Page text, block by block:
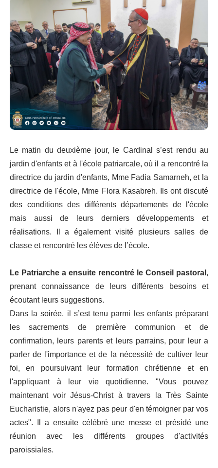
Le matin du deuxième jour, le Cardinal s’est rendu au
jardin d'enfants et à l'école patriarcale, où il a rencontré la
directrice du jardin d'enfants, Mme Fadia Samarneh, et la
directrice de l'école, Mme Flora Kasabreh. Ils ont discuté
des conditions des différents départements de l'école
mais aussi de leurs derniers développements et
réalisations. Il a également visité plusieurs salles de
classe et rencontré les élèves de l’école.
Le Patriarche a ensuite rencontré le Conseil pastoral,
prenant connaissance de leurs différents besoins et
écoutant leurs suggestions.
Dans la soirée, il s’est tenu parmi les enfants préparant
les sacrements de première communion et de
confirmation, leurs parents et leurs parrains, pour leur a
parler de l'importance et de la nécessité de cultiver leur
foi, en poursuivant leur formation chrétienne et en
l'appliquant à leur vie quotidienne. "Vous pouvez
maintenant voir Jésus-Christ à travers la Très Sainte
Eucharistie, alors n'ayez pas peur d'en témoigner par vos
actes". Il a ensuite célébré une messe et présidé une
réunion avec les différents groupes d'activités
paroissiales.